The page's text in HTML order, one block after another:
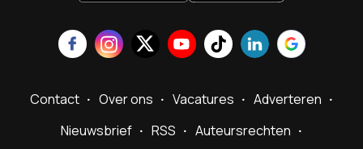
Contact Over ons Vacatures
Adverteren
Nieuwsbrief
RSS
Auteursrechten